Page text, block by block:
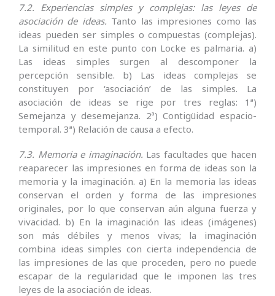
7.2. Experiencias simples y complejas: las leyes de
asociación de ideas. Tanto las impresiones como las
ideas pueden ser simples o compuestas (complejas).
La similitud en este punto con Locke es palmaria. a)
Las ideas simples surgen al descomponer la
percepción sensible. b) Las ideas complejas se
constituyen por ‘asociación’ de las simples. La
asociación de ideas se rige por tres reglas: 1ª)
Semejanza y desemejanza. 2ª) Contigüidad espacio-
tem­poral. 3ª) Relación de causa a efecto.
7.3. Memoria e imaginación. Las facultades que hacen
reaparecer las impresiones en forma de ideas son la
memoria y la imaginación. a) En la memoria las ideas
conservan el orden y forma de las impresiones
originales, por lo que conservan aún alguna fuerza y
vivacidad. b) En la imaginación las ideas (imágenes)
son más débiles y menos vivas; la imaginación
combina ideas simples con cierta independencia de
las impresiones de las que proceden, pero no puede
escapar de la regulari­dad que le imponen las tres
leyes de la asociación de ideas.